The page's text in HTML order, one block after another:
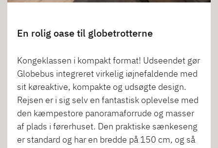
En rolig oase til globetrotterne
Kongeklassen i kompakt format! Udseendet gør
Globebus integreret virkelig iøjnefaldende med
sit køreaktive, kompakte og udsøgte design.
Rejsen er i sig selv en fantastisk oplevelse med
den kæmpestore panoramaforrude og masser
af plads i førerhuset. Den praktiske sænkeseng
er standard og har en bredde på 150 cm, og så